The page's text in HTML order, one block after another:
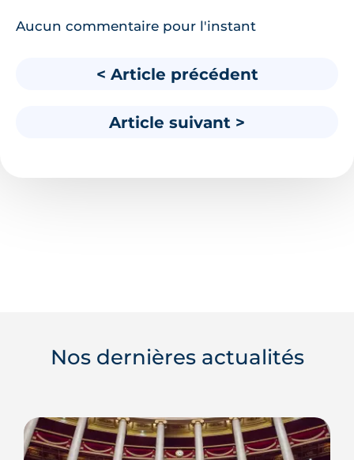
Aucun commentaire pour l'instant
< Article précédent
Article suivant >
Nos dernières actualités